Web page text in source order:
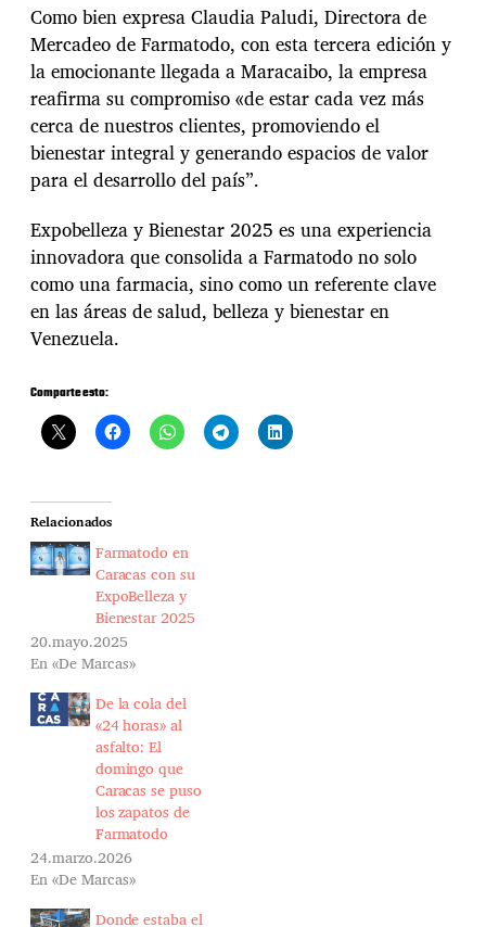
Como bien expresa Claudia Paludi, Directora de
Mercadeo de Farmatodo, con esta tercera edición y
la emocionante llegada a Maracaibo, la empresa
reafirma su compromiso «de estar cada vez más
cerca de nuestros clientes, promoviendo el
bienestar integral y generando espacios de valor
para el desarrollo del país”.
Expobelleza y Bienestar 2025 es una experiencia
innovadora que consolida a Farmatodo no solo
como una farmacia, sino como un referente clave
en las áreas de salud, belleza y bienestar en
Venezuela.
Comparte esto:
Relacionados
Farmatodo en
Caracas con su
ExpoBelleza y
Bienestar 2025
20.mayo.2025
En «De Marcas»
De la cola del
«24 horas» al
asfalto: El
domingo que
Caracas se puso
los zapatos de
Farmatodo
24.marzo.2026
En «De Marcas»
Donde estaba el